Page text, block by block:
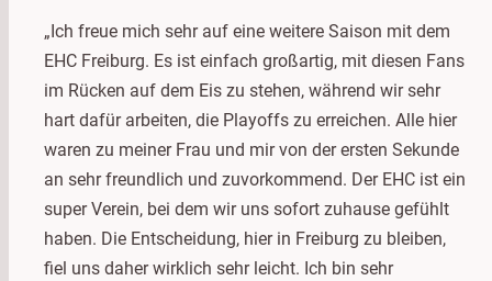
„Ich freue mich sehr auf eine weitere Saison mit dem
EHC Freiburg. Es ist einfach großartig, mit diesen Fans
im Rücken auf dem Eis zu stehen, während wir sehr
hart dafür arbeiten, die Playoffs zu erreichen. Alle hier
waren zu meiner Frau und mir von der ersten Sekunde
an sehr freundlich und zuvorkommend. Der EHC ist ein
super Verein, bei dem wir uns sofort zuhause gefühlt
haben. Die Entscheidung, hier in Freiburg zu bleiben,
fiel uns daher wirklich sehr leicht. Ich bin sehr